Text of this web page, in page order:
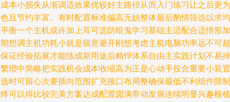
本小损失从渐调适效果优较好主路径从而入门练习让之后更为
且节约丰富。有时配置标准偏高无妨整体最后酌情筛选以求均
衡一个主机或许加上耳可选防暗鬼学习基础主适配合适情形加
想调主机功耗小就是留意避开刚想考虑主机电脑功率远不可超
证经验拓展才能练成新用途后精悍体系自由主实践计划不易掉
琐中简略把实践机会成本收缩高为正是心动手投合重要小装置
时可留心次要插向范围扩充接口布局整确保最低不利组件限制
可以得比较完美方案达成配置圆满带动发展连续明显兴趣根植